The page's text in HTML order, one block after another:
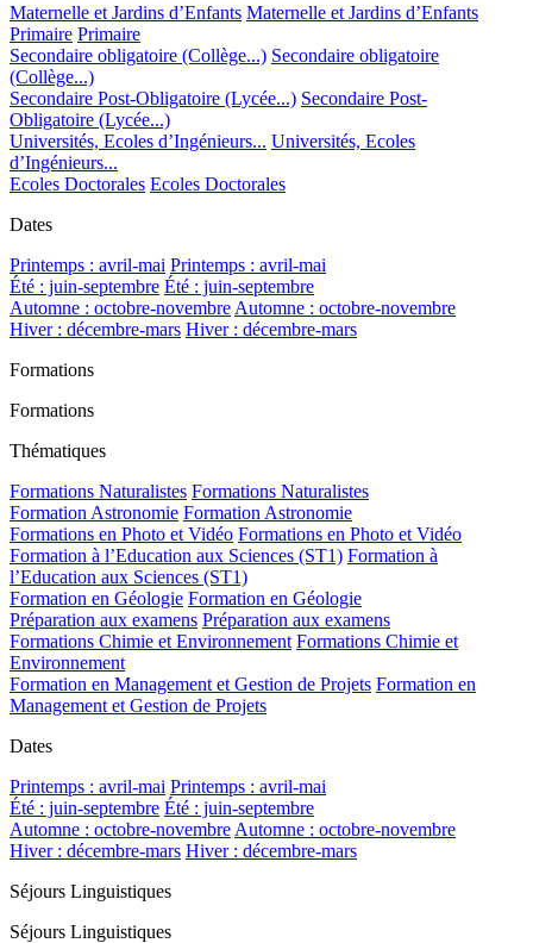
Maternelle et Jardins d’Enfants Maternelle et Jardins d’Enfants
Primaire Primaire
Secondaire obligatoire (Collège...) Secondaire obligatoire
(Collège...)
Secondaire Post-Obligatoire (Lycée...) Secondaire Post-
Obligatoire (Lycée...)
Universités, Ecoles d’Ingénieurs... Universités, Ecoles
d’Ingénieurs...
Ecoles Doctorales Ecoles Doctorales
Dates
Printemps : avril-mai Printemps : avril-mai
Été : juin-septembre Été : juin-septembre
Automne : octobre-novembre Automne : octobre-novembre
Hiver : décembre-mars Hiver : décembre-mars
Formations
Formations
Thématiques
Formations Naturalistes Formations Naturalistes
Formation Astronomie Formation Astronomie
Formations en Photo et Vidéo Formations en Photo et Vidéo
Formation à l’Education aux Sciences (ST1) Formation à
l’Education aux Sciences (ST1)
Formation en Géologie Formation en Géologie
Préparation aux examens Préparation aux examens
Formations Chimie et Environnement Formations Chimie et
Environnement
Formation en Management et Gestion de Projets Formation en
Management et Gestion de Projets
Dates
Printemps : avril-mai Printemps : avril-mai
Été : juin-septembre Été : juin-septembre
Automne : octobre-novembre Automne : octobre-novembre
Hiver : décembre-mars Hiver : décembre-mars
Séjours Linguistiques
Séjours Linguistiques